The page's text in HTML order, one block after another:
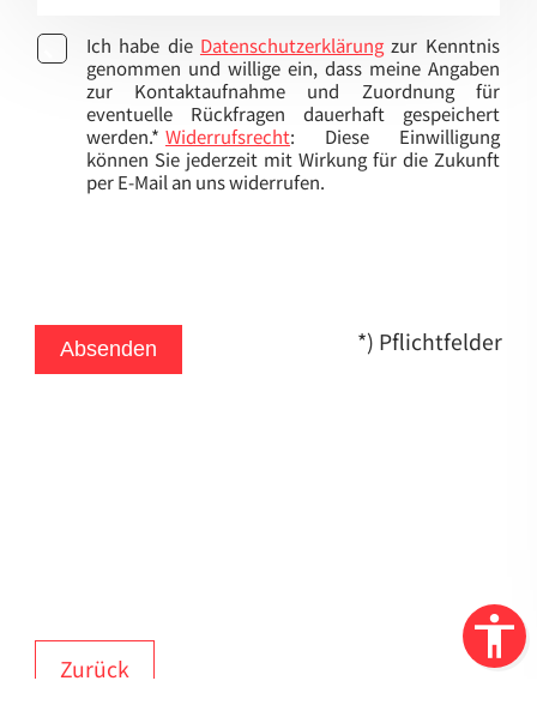
Ich habe die Datenschutzerklärungzur Kenntnis
genommen und willige ein, dass meine Angaben
zur Kontaktaufnahme und Zuordnung für
eventuelle Rückfragen dauerhaft gespeichert
werden.* Widerrufsrecht: Diese Einwilligung
können Sie jederzeit mit Wirkung für die Zukunft
per E-Mail an uns widerrufen.
Absenden *) Pflichtfelder
Zurück